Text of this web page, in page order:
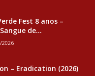
Fest 8 anos –
de...
2026
– Eradication (2026)